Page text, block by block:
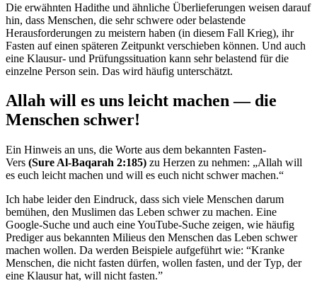
Die erwähnten Hadithe und ähnliche Überlieferungen weisen darauf
hin, dass Menschen, die sehr schwere oder belastende
Herausforderungen zu meistern haben (in diesem Fall Krieg), ihr
Fasten auf einen späteren Zeitpunkt verschieben können. Und auch
eine Klausur- und Prüfungssituation kann sehr belastend für die
einzelne Person sein. Das wird häufig unterschätzt.
Allah will es uns leicht machen — die
Menschen schwer!
Ein Hinweis an uns, die Worte aus dem bekannten Fasten-
Vers (Sure Al-Baqarah 2:185) zu Herzen zu nehmen: „Allah will
es euch leicht machen und will es euch nicht schwer machen.“
Ich habe leider den Eindruck, dass sich viele Menschen darum
bemühen, den Muslimen das Leben schwer zu machen. Eine
Google-Suche und auch eine YouTube-Suche zeigen, wie häufig
Prediger aus bekannten Milieus den Menschen das Leben schwer
machen wollen. Da werden Beispiele aufgeführt wie: “Kranke
Menschen, die nicht fasten dürfen, wollen fasten, und der Typ, der
eine Klausur hat, will nicht fasten.”